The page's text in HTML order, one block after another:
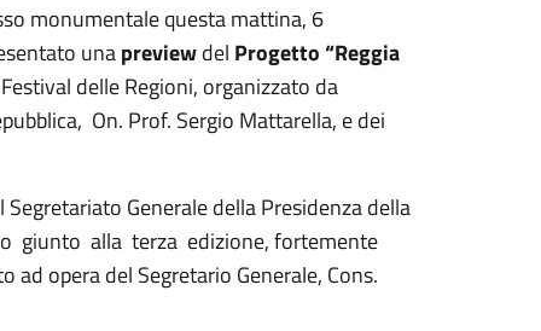
monumentale questa mattina, 6
unapreviewdel Progetto “Reggia
delle Regioni, organizzato da
On. Prof. Sergio Mattarella, e dei
Generale della Presidenza della
giunto alla terza edizione, fortemente
opera del Segretario Generale, Cons.